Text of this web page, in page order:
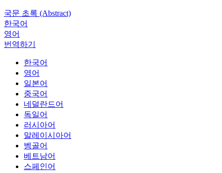
국문 초록 (Abstract)
한국어
영어
번역하기
한국어
영어
일본어
중국어
네덜란드어
독일어
러시아어
말레이시아어
벵골어
베트남어
스페인어